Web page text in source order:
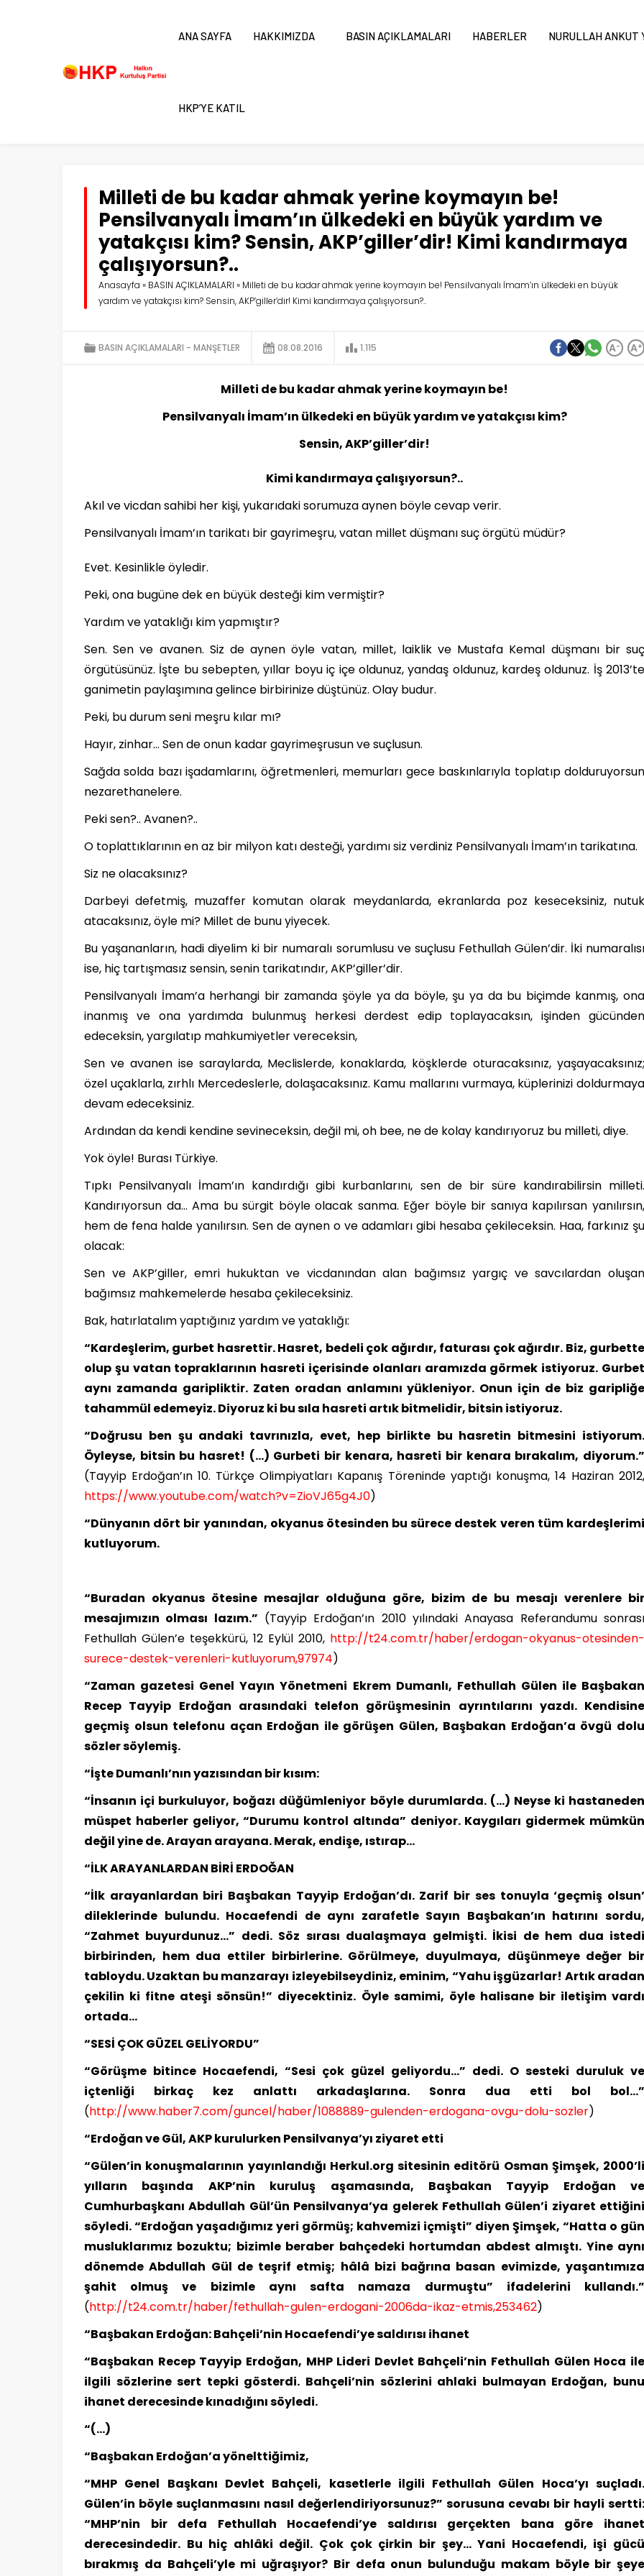
ANA SAYFA HAKKIMIZDA BASIN AÇIKLAMALARI HABERLER NURULLAH ANKUT
HKP’YE KATIL
Milleti de bu kadar ahmak yerine koymayın be!
Pensilvanyalı İmam’ın ülkedeki en büyük yardım ve
yatakçısı kim? Sensin, AKP’giller’dir! Kimi kandırmaya
çalışıyorsun?..
Anasayfa » BASIN AÇIKLAMALARI » Milleti de bu kadar ahmak yerine koymayın be! Pensilvanyalı İmam’ın ülkedeki en büyük
yardım ve yatakçısı kim? Sensin, AKP’giller’dir! Kimi kandırmaya çalışıyorsun?..
BASIN AÇIKLAMALARI MANŞETLER 08.08.2016 1.115 A+
A-
Milleti de bu kadar ahmak yerine koymayın be!
Pensilvanyalı İmam’ın ülkedeki en büyük yardım ve yatakçısı kim?
Sensin, AKP’giller’dir!
Kimi kandırmaya çalışıyorsun?..
Akıl ve vicdan sahibi her kişi, yukarıdaki sorumuza aynen böyle cevap verir.
Pensilvanyalı İmam’ın tarikatı bir gayrimeşru, vatan millet düşmanı suç örgütü müdür?
Evet. Kesinlikle öyledir.
Peki, ona bugüne dek en büyük desteği kim vermiştir?
Yardım ve yataklığı kim yapmıştır?
Sen. Sen ve avanen. Siz de aynen öyle vatan, millet, laiklik ve Mustafa Kemal düşmanı bir suç
örgütüsünüz. İşte bu sebepten, yıllar boyu iç içe oldunuz, yandaş oldunuz, kardeş oldunuz. İş 2013’te
ganimetin paylaşımına gelince birbirinize düştünüz. Olay budur.
Peki, bu durum seni meşru kılar mı?
Hayır, zinhar… Sen de onun kadar gayrimeşrusun ve suçlusun.
Sağda solda bazı işadamlarını, öğretmenleri, memurları gece baskınlarıyla toplatıp dolduruyorsun
nezarethanelere.
Peki sen?.. Avanen?..
O toplattıklarının en az bir milyon katı desteği, yardımı siz verdiniz Pensilvanyalı İmam’ın tarikatına.
Siz ne olacaksınız?
Darbeyi defetmiş, muzaffer komutan olarak meydanlarda, ekranlarda poz keseceksiniz, nutuk
atacaksınız, öyle mi? Millet de bunu yiyecek.
Bu yaşananların, hadi diyelim ki bir numaralı sorumlusu ve suçlusu Fethullah Gülen’dir. İki numaralısı
ise, hiç tartışmasız sensin, senin tarikatındır, AKP’giller’dir.
Pensilvanyalı İmam’a herhangi bir zamanda şöyle ya da böyle, şu ya da bu biçimde kanmış, ona
inanmış ve ona yardımda bulunmuş herkesi derdest edip toplayacaksın, işinden gücünden
edeceksin, yargılatıp mahkumiyetler vereceksin,
Sen ve avanen ise saraylarda, Meclislerde, konaklarda, köşklerde oturacaksınız, yaşayacaksınız;
özel uçaklarla, zırhlı Mercedeslerle, dolaşacaksınız. Kamu mallarını vurmaya, küplerinizi doldurmaya
devam edeceksiniz.
Ardından da kendi kendine sevineceksin, değil mi, oh bee, ne de kolay kandırıyoruz bu milleti, diye.
Yok öyle! Burası Türkiye.
Tıpkı Pensilvanyalı İmam’ın kandırdığı gibi kurbanlarını, sen de bir süre kandırabilirsin milleti.
Kandırıyorsun da… Ama bu sürgit böyle olacak sanma. Eğer böyle bir sanıya kapılırsan yanılırsın,
hem de fena halde yanılırsın. Sen de aynen o ve adamları gibi hesaba çekileceksin. Haa, farkınız şu
olacak:
Sen ve AKP’giller, emri hukuktan ve vicdanından alan bağımsız yargıç ve savcılardan oluşan
bağımsız mahkemelerde hesaba çekileceksiniz.
Bak, hatırlatalım yaptığınız yardım ve yataklığı:
“Kardeşlerim, gurbet hasrettir. Hasret, bedeli çok ağırdır, faturası çok ağırdır. Biz, gurbette
olup şu vatan topraklarının hasreti içerisinde olanları aramızda görmek istiyoruz. Gurbet
aynı zamanda garipliktir. Zaten oradan anlamını yükleniyor. Onun için de biz garipliğe
tahammül edemeyiz. Diyoruz ki bu sıla hasreti artık bitmelidir, bitsin istiyoruz.
“Doğrusu ben şu andaki tavrınızla, evet, hep birlikte bu hasretin bitmesini istiyorum.
Öyleyse, bitsin bu hasret! (…) Gurbeti bir kenara, hasreti bir kenara bırakalım, diyorum.”
(Tayyip Erdoğan’ın 10. Türkçe Olimpiyatları Kapanış Töreninde yaptığı konuşma, 14 Haziran 2012,
https://www.youtube.com/watch?v=ZioVJ65g4J0)
“Dünyanın dört bir yanından, okyanus ötesinden bu sürece destek veren tüm kardeşlerimi
kutluyorum.
“Buradan okyanus ötesine mesajlar olduğuna göre, bizim de bu mesajı verenlere bir
mesajımızın olması lazım.” (Tayyip Erdoğan’ın 2010 yılındaki Anayasa Referandumu sonrası
Fethullah Gülen’e teşekkürü, 12 Eylül 2010, http://t24.com.tr/haber/erdogan-okyanus-otesinden-
surece-destek-verenleri-kutluyorum,97974)
“Zaman gazetesi Genel Yayın Yönetmeni Ekrem Dumanlı, Fethullah Gülen ile Başbakan
Recep Tayyip Erdoğan arasındaki telefon görüşmesinin ayrıntılarını yazdı. Kendisine
geçmiş olsun telefonu açan Erdoğan ile görüşen Gülen, Başbakan Erdoğan’a övgü dolu
sözler söylemiş.
“İşte Dumanlı’nın yazısından bir kısım:
“İnsanın içi burkuluyor, boğazı düğümleniyor böyle durumlarda. (…) Neyse ki hastaneden
müspet haberler geliyor, “Durumu kontrol altında” deniyor. Kaygıları gidermek mümkün
değil yine de. Arayan arayana. Merak, endişe, ıstırap…
“İLK ARAYANLARDAN BİRİ ERDOĞAN
“İlk arayanlardan biri Başbakan Tayyip Erdoğan’dı. Zarif bir ses tonuyla ‘geçmiş olsun’
dileklerinde bulundu. Hocaefendi de aynı zarafetle Sayın Başbakan’ın hatırını sordu,
“Zahmet buyurdunuz…” dedi. Söz sırası dualaşmaya gelmişti. İkisi de hem dua istedi
birbirinden, hem dua ettiler birbirlerine. Görülmeye, duyulmaya, düşünmeye değer bir
tabloydu. Uzaktan bu manzarayı izleyebilseydiniz, eminim, “Yahu işgüzarlar! Artık aradan
çekilin ki fitne ateşi sönsün!” diyecektiniz. Öyle samimi, öyle halisane bir iletişim vardı
ortada…
“SESİ ÇOK GÜZEL GELİYORDU”
“Görüşme bitince Hocaefendi, “Sesi çok güzel geliyordu…” dedi. O sesteki duruluk ve
içtenliği birkaç kez anlattı arkadaşlarına. Sonra dua etti bol bol…”
(http://www.haber7.com/guncel/haber/1088889-gulenden-erdogana-ovgu-dolu-sozler)
“Erdoğan ve Gül, AKP kurulurken Pensilvanya’yı ziyaret etti
“Gülen’in konuşmalarının yayınlandığı Herkul.org sitesinin editörü Osman Şimşek, 2000’li
yılların başında AKP’nin kuruluş aşamasında, Başbakan Tayyip Erdoğan ve
Cumhurbaşkanı Abdullah Gül’ün Pensilvanya’ya gelerek Fethullah Gülen’i ziyaret ettiğini
söyledi. “Erdoğan yaşadığımız yeri görmüş; kahvemizi içmişti” diyen Şimşek, “Hatta o gün
musluklarımız bozuktu; bizimle beraber bahçedeki hortumdan abdest almıştı. Yine aynı
dönemde Abdullah Gül de teşrif etmiş; hâlâ bizi bağrına basan evimizde, yaşantımıza
şahit olmuş ve bizimle aynı safta namaza durmuştu” ifadelerini kullandı.”
(http://t24.com.tr/haber/fethullah-gulen-erdogani-2006da-ikaz-etmis,253462)
“Başbakan Erdoğan: Bahçeli’nin Hocaefendi’ye saldırısı ihanet
“Başbakan Recep Tayyip Erdoğan, MHP Lideri Devlet Bahçeli’nin Fethullah Gülen Hoca ile
ilgili sözlerine sert tepki gösterdi. Bahçeli’nin sözlerini ahlaki bulmayan Erdoğan, bunu
ihanet derecesinde kınadığını söyledi.
“(…)
“Başbakan Erdoğan’a yönelttiğimiz,
“MHP Genel Başkanı Devlet Bahçeli, kasetlerle ilgili Fethullah Gülen Hoca’yı suçladı.
Gülen’in böyle suçlanmasını nasıl değerlendiriyorsunuz?” sorusuna cevabı bir hayli sertti:
“MHP’nin bir defa Fethullah Hocaefendi’ye saldırısı gerçekten bana göre ihanet
derecesindedir. Bu hiç ahlâki değil. Çok çok çirkin bir şey… Yani Hocaefendi, işi gücü
bırakmış da Bahçeli’yle mi uğraşıyor? Bir defa onun bulunduğu makam böyle bir şeye